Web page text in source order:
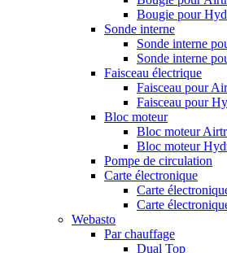
Bougie pour
Sonde interne
Sonde interne
Sonde interne
Faisceau électrique
Faisceau pour
Faisceau pour
Bloc moteur
Bloc moteur
Bloc moteur
Pompe de circulation
Carte électronique
Carte
Carte
Webasto
Par chauffage
Dual Top